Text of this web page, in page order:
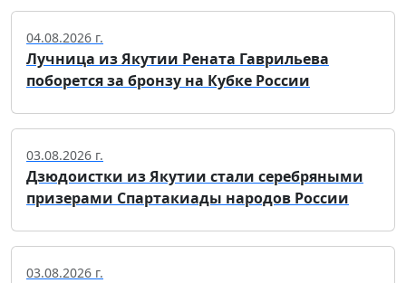
04.08.2026 г.
Лучница из Якутии Рената Гаврильева
поборется за бронзу на Кубке России
03.08.2026 г.
Дзюдоистки из Якутии стали серебряными
призерами Спартакиады народов России
03.08.2026 г.